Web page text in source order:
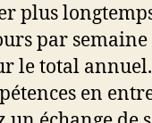
plus
par
le total annuel.
en